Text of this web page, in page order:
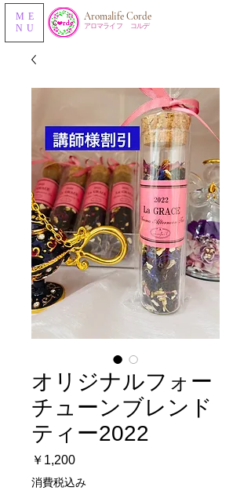
ME
NU
​アロマライフ コルデ
​Aromalife Corde
オリジナルフォー
チューンブレンド
ティー2022
￥1,200価
格
消費税込み